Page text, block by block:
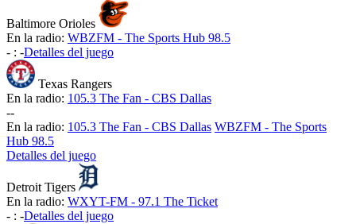
Baltimore Orioles
En la radio: WBZFM - The Sports Hub 98.5
- : -Detalles del juego
Texas Rangers
En la radio: 105.3 The Fan - CBS Dallas
--
En la radio: 105.3 The Fan - CBS Dallas WBZFM - The Sports
Hub 98.5
Detalles del juego
Detroit Tigers
En la radio: WXYT-FM - 97.1 The Ticket
- : -Detalles del juego